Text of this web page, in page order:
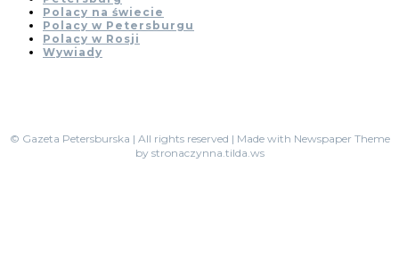
Polacy na świecie
Polacy w Petersburgu
Polacy w Rosji
Wywiady
© Gazeta Petersburska | All rights reserved | Made with Newspaper Theme
by stronaczynna.tilda.ws